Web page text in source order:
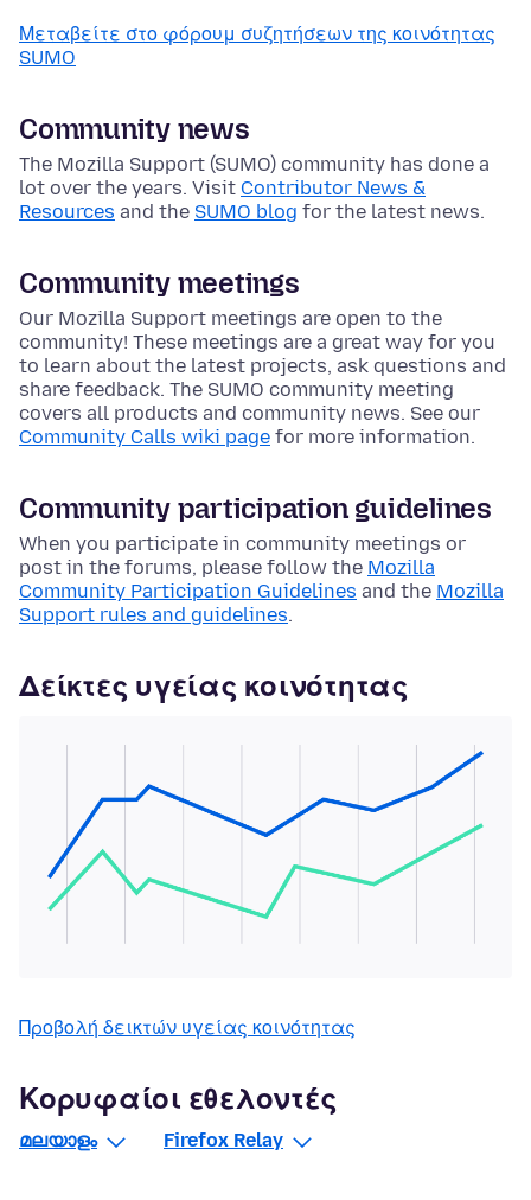
Μεταβείτε στο φόρουμ συζητήσεων της κοινότητας
SUMO
Community news
The Mozilla Support (SUMO) community has done a
lot over the years. Visit Contributor News &
Resources and the SUMO blog for the latest news.
Community meetings
Our Mozilla Support meetings are open to the
community! These meetings are a great way for you
to learn about the latest projects, ask questions and
share feedback. The SUMO community meeting
covers all products and community news. See our
Community Calls wiki page for more information.
Community participation guidelines
When you participate in community meetings or
post in the forums, please follow the Mozilla
Community Participation Guidelines and the Mozilla
Support rules and guidelines.
Δείκτες υγείας κοινότητας
Προβολή δεικτών υγείας κοινότητας
Κορυφαίοι εθελοντές
മലയാളം Firefox Relay